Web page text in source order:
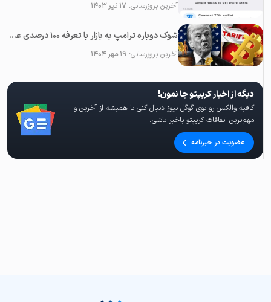
آخرین بروزرسانی:۱۷ تیر ۱۴۰۳
شوک دوباره ترامپ به بازار با تعرفه ۱۰۰ درصدی علیه چین؛‌ سقوط همه رمزارزها
آخرین بروزرسانی:۱۹ مهر ۱۴۰۴
دیگه از اخبار کریپتو جا نمون!
کافیه والکس رو توی گوگل نیوز دنبال کنی تا همیشه از آخرین و
مهم‌ترین اتفاقات کریپتو باخبر باشی.
عضویت در خبرنامه